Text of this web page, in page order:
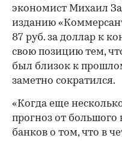
экономист Михаил
изданию
87 руб. за доллар к
свою позицию тем,
был близок к
заметно сократился.
«Когда еще
прогноз от большого
банков о том, что в